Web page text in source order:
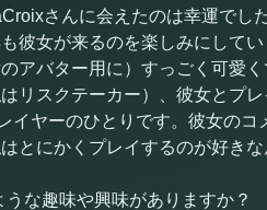
さんに会えたのは幸運で
彼女が来るのを楽しみにして
アバター用に）すっごく可愛
リスクテーカー）、彼女とプ
イヤーのひとりです。彼女の
とにかくプレイするのが好きな
な趣味や興味がありますか？